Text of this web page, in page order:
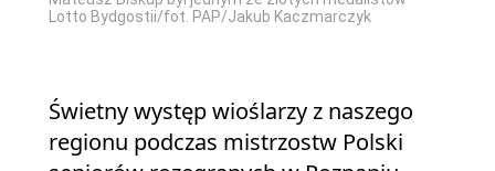
Lotto Bydgostii/fot. PAP/Jakub Kaczmarczyk
Świetny występ wioślarzy z naszego
regionu podczas mistrzostw Polski